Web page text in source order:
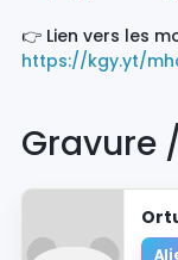
👉 Lien vers les
https://kgy.yt/
Gravure